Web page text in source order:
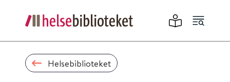
Helsebiblioteket